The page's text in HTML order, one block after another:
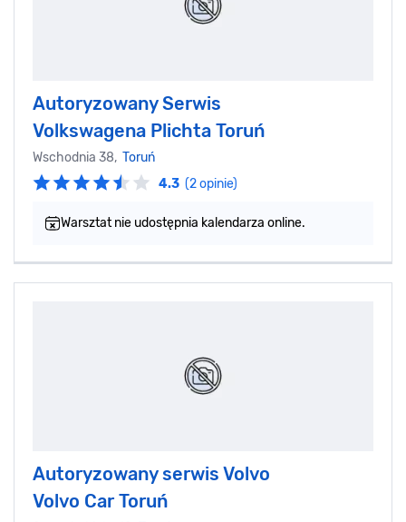
Autoryzowany Serwis
Volkswagena Plichta Toruń
Wschodnia 38, Toruń
4.3 (2 opinie)
Warsztat nie udostępnia kalendarza online.
Autoryzowany serwis Volvo
Volvo Car Toruń